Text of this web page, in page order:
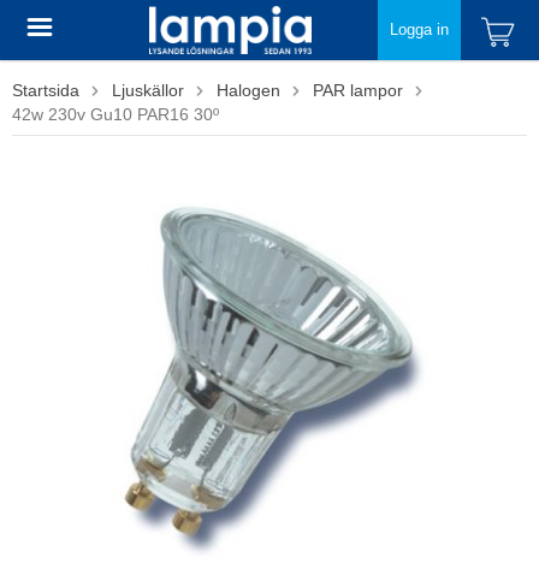
Logga in
Startsida Ljuskällor Halogen
PAR lampor
42w 230v Gu10 PAR16 30º